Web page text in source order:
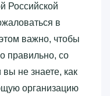
Российской
в
важно, чтобы
правильно, со
не знаете, как
организацию